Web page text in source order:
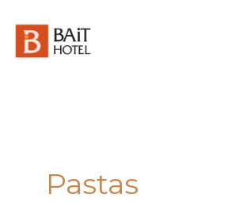
content
Pastas